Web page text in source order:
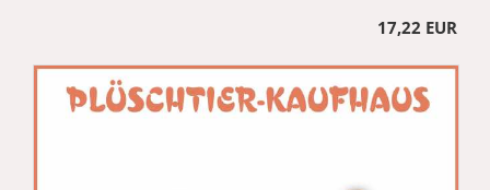
17,22 EUR